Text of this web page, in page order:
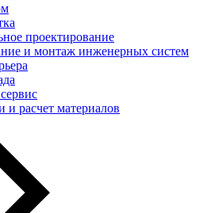
проектирование
и монтаж инженерных систем
и расчет материалов